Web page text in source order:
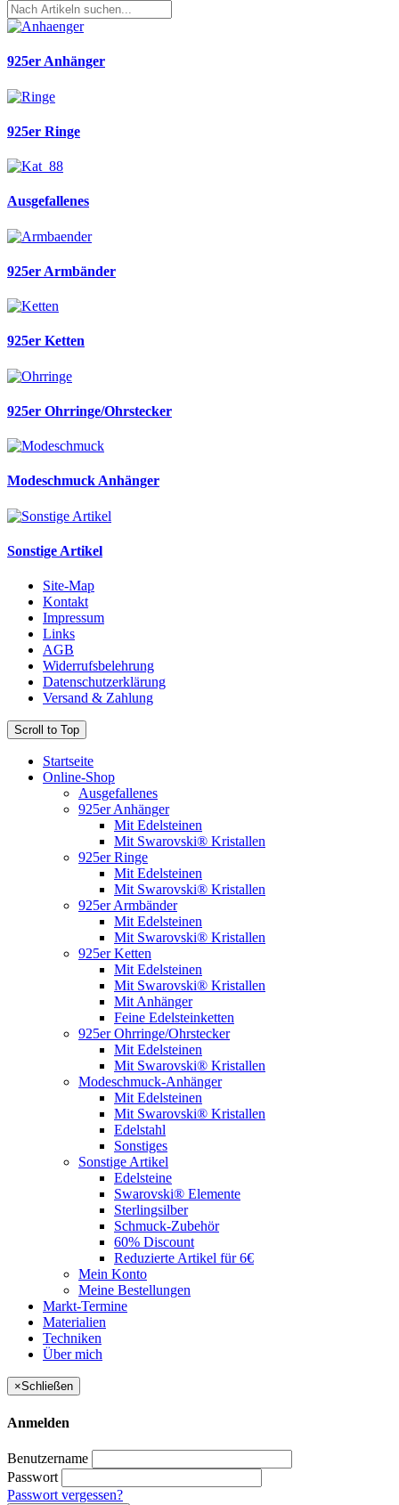
925er Anhänger
925er Ringe
Ausgefallenes
925er Armbänder
925er Ketten
925er Ohrringe/Ohrstecker
Modeschmuck Anhänger
Sonstige Artikel
Site-Map
Kontakt
Impressum
Links
AGB
Widerrufsbelehrung
Datenschutzerklärung
Versand & Zahlung
Scroll to Top
Startseite
Online-Shop
Ausgefallenes
925er Anhänger
Mit Edelsteinen
Mit Swarovski® Kristallen
925er Ringe
Mit Edelsteinen
Mit Swarovski® Kristallen
925er Armbänder
Mit Edelsteinen
Mit Swarovski® Kristallen
925er Ketten
Mit Edelsteinen
Mit Swarovski® Kristallen
Mit Anhänger
Feine Edelsteinketten
925er Ohrringe/Ohrstecker
Mit Edelsteinen
Mit Swarovski® Kristallen
Modeschmuck-Anhänger
Mit Edelsteinen
Mit Swarovski® Kristallen
Edelstahl
Sonstiges
Sonstige Artikel
Edelsteine
Swarovski® Elemente
Sterlingsilber
Schmuck-Zubehör
60% Discount
Reduzierte Artikel für 6€
Mein Konto
Meine Bestellungen
Markt-Termine
Materialien
Techniken
Über mich
×Schließen
Anmelden
Benutzername
Passwort
Passwort vergessen?